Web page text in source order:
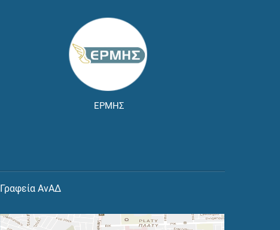
ΕΡΜΗΣ
Γραφεία ΑνΑΔ